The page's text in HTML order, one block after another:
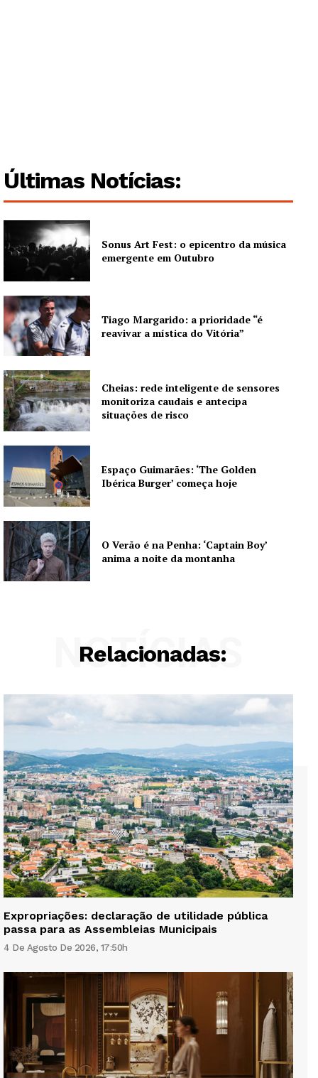
Últimas Notícias:
Sonus Art Fest: o epicentro da música
emergente em Outubro
Tiago Margarido: a prioridade “é
reavivar a mística do Vitória”
Cheias: rede inteligente de sensores
monitoriza caudais e antecipa
situações de risco
Espaço Guimarães: ‘The Golden
Ibérica Burger’ começa hoje
O Verão é na Penha: ‘Captain Boy’
anima a noite da montanha
Relacionadas:
NOTÍCIAS
Expropriações: declaração de utilidade pública
passa para as Assembleias Municipais
4 De Agosto De 2026, 17:50h